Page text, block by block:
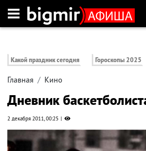
Какой праздник сегодня Гороскопы 2025
Главная Кино
Дневник
2 декабря 2011, 00:25